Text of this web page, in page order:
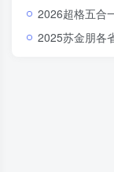
2026超格五合一夸夸刷刷题营：把行测申论的每个模块都刷成你
2025苏金朋各省数字推理专项：真题一过，省考数列规律